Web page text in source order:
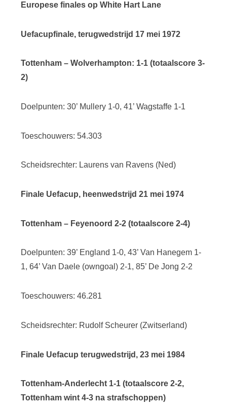
Europese finales op White Hart Lane
Uefacupfinale, terugwedstrijd 17 mei 1972
Tottenham – Wolverhampton: 1-1 (totaalscore 3-
2)
Doelpunten: 30’ Mullery 1-0, 41’ Wagstaffe 1-1
Toeschouwers: 54.303
Scheidsrechter: Laurens van Ravens (Ned)
Finale Uefacup, heenwedstrijd 21 mei 1974
Tottenham – Feyenoord 2-2 (totaalscore 2-4)
Doelpunten: 39’ England 1-0, 43’ Van Hanegem 1-
1, 64’ Van Daele (owngoal) 2-1, 85’ De Jong 2-2
Toeschouwers: 46.281
Scheidsrechter: Rudolf Scheurer (Zwitserland)
Finale Uefacup terugwedstrijd, 23 mei 1984
Tottenham-Anderlecht 1-1 (totaalscore 2-2,
Tottenham wint 4-3 na strafschoppen)